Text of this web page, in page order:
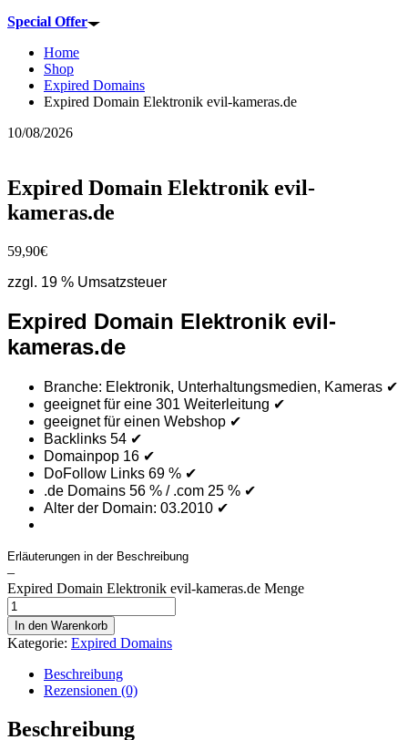
Special Offer
Home
Shop
Expired Domains
Expired Domain Elektronik evil-kameras.de
10/08/2026
Expired Domain Elektronik evil-
kameras.de
59,90€
zzgl. 19 % Umsatzsteuer
Expired Domain Elektronik evil-
kameras.de
Branche: Elektronik, Unterhaltungsmedien, Kameras ✔
geeignet für eine 301 Weiterleitung ✔
geeignet für einen Webshop ✔
Backlinks 54 ✔
Domainpop 16 ✔
DoFollow Links 69 % ✔
.de Domains 56 % / .com 25 % ✔
Alter der Domain: 03.2010 ✔
Erläuterungen in der Beschreibung
–
Expired Domain Elektronik evil-kameras.de Menge
In den Warenkorb
Kategorie: Expired Domains
Beschreibung
Rezensionen (0)
Beschreibung